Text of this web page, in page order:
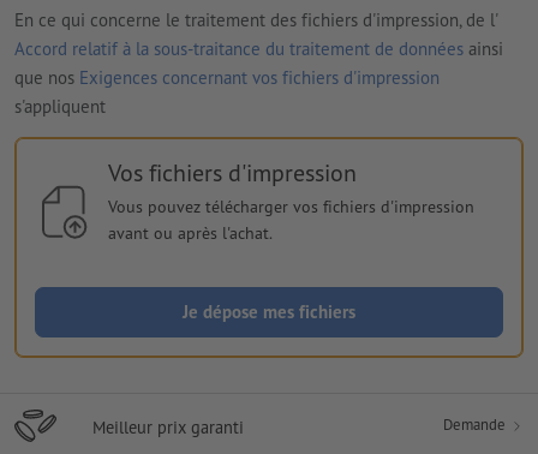
En ce qui concerne le traitement des fichiers d'impression, de l'
Accord relatif à la sous-traitance du traitement de données ainsi
que nos Exigences concernant vos fichiers d'impression
s'appliquent
Vos fichiers d'impression
Vous pouvez télécharger vos fichiers d'impression
avant ou après l'achat.
Je dépose mes fichiers
Meilleur prix garanti Demande